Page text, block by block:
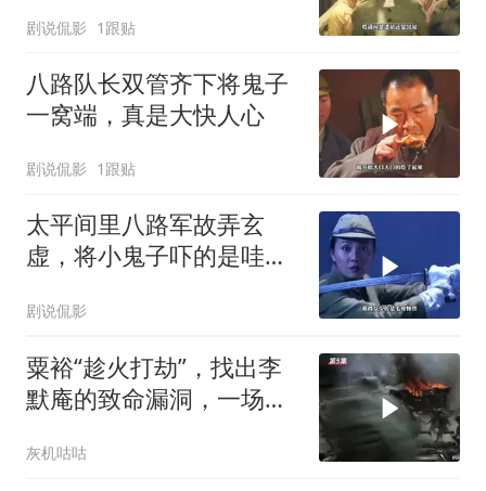
剧说侃影 1跟贴
八路队长双管齐下将鬼子
一窝端，真是大快人心
剧说侃影 1跟贴
太平间里八路军故弄玄
虚，将小鬼子吓的是哇哇
剧说侃影
粟裕“趁火打劫”，找出李
默庵的致命漏洞，一场闪
灰机咕咕